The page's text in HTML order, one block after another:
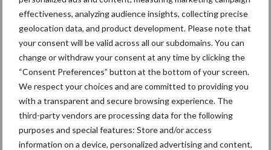
effectiveness, analyzing audience insights, collecting precise
geolocation data, and product development. Please note that
your consent will be valid across all our subdomains. You can
change or withdraw your consent at any time by clicking the
“Consent Preferences” button at the bottom of your screen.
We respect your choices and are committed to providing you
with a transparent and secure browsing experience. The
third-party vendors are processing data for the following
purposes and special features: Store and/or access
information on a device, personalized advertising and content,
De nieuwe omgeving van Taakkaart.nl is de afgelopen maand
geïmplementeerd en beschikbaar.
Akkerbouwkrant gratis thuis op de mat?
Tekst: Martin de Vries
Beeld: Vantage Agrometius
Aanbevolen voor jou! trekkers